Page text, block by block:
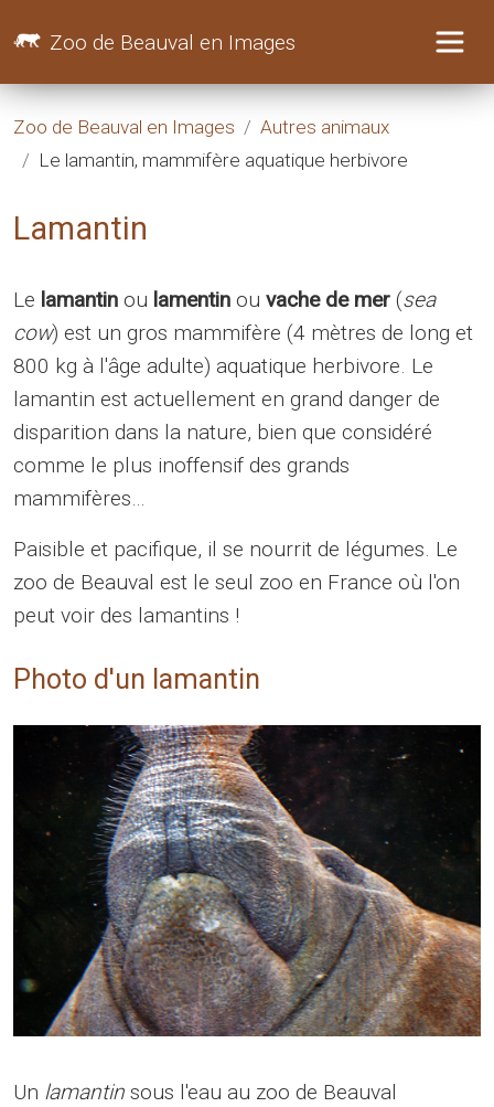
Zoo de Beauval en Images
Zoo de Beauval en Images
Autres animaux
Le lamantin, mammifère aquatique herbivore
Lamantin
Le lamantin ou lamentin ou vache de mer (sea
cow) est un gros mammifère (4 mètres de long et
800 kg à l'âge adulte) aquatique herbivore. Le
lamantin est actuellement en grand danger de
disparition dans la nature, bien que considéré
comme le plus inoffensif des grands
mammifères…
Paisible et pacifique, il se nourrit de légumes. Le
zoo de Beauval est le seul zoo en France où l'on
peut voir des lamantins !
Photo d'un lamantin
Un lamantin sous l'eau au zoo de Beauval